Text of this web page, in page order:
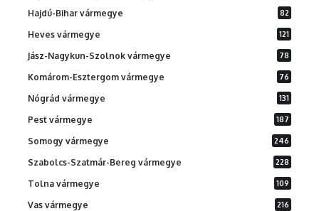
Hajdú-Bihar vármegye 82
Heves vármegye 121
Jász-Nagykun-Szolnok vármegye 78
Komárom-Esztergom vármegye 76
Nógrád vármegye 131
Pest vármegye 187
Somogy vármegye 246
Szabolcs-Szatmár-Bereg vármegye 228
Tolna vármegye 109
Vas vármegye 216